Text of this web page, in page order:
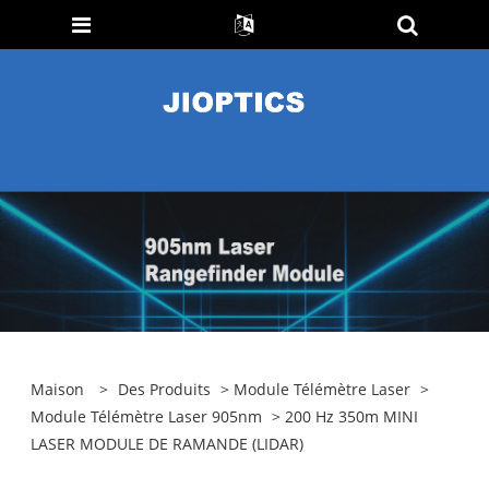
Maison > Des Produits > Module Télémètre Laser >
Module Télémètre Laser 905nm > 200 Hz 350m MINI
LASER MODULE DE RAMANDE (LIDAR)